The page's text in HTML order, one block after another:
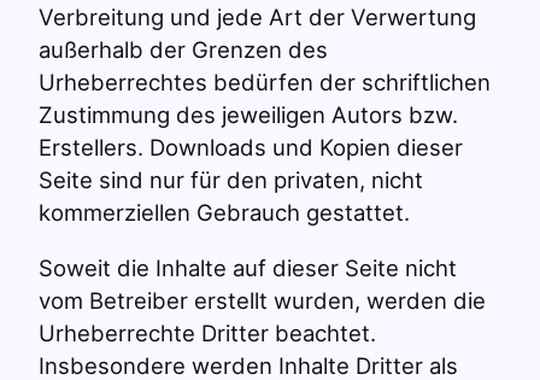
Verbreitung und jede Art der Verwertung
außerhalb der Grenzen des
Urheberrechtes bedürfen der schriftlichen
Zustimmung des jeweiligen Autors bzw.
Erstellers. Downloads und Kopien dieser
Seite sind nur für den privaten, nicht
kommerziellen Gebrauch gestattet.
Soweit die Inhalte auf dieser Seite nicht
vom Betreiber erstellt wurden, werden die
Urheberrechte Dritter beachtet.
Insbesondere werden Inhalte Dritter als